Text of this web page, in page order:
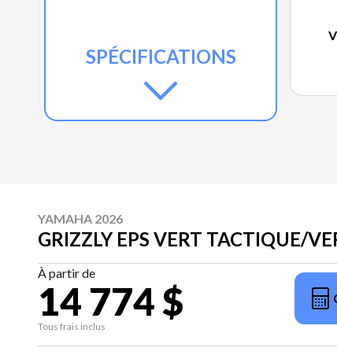
SPÉCIFICATIONS
YAMAHA 2026
GRIZZLY EPS VERT TACTIQUE/
À partir de
14 774 $
Tous frais inclus